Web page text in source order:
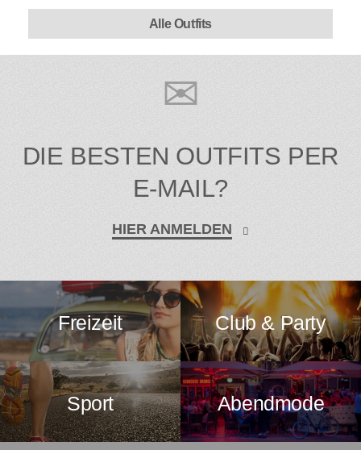
Alle Outfits
DIE BESTEN OUTFITS PER
E-MAIL?
HIER ANMELDEN
Freizeit Club & Party
Sport Abendmode